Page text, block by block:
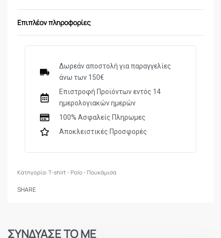
Επιπλέον πληροφορίες
Δωρεάν αποστολή για παραγγελίες
άνω των 150€
Επιστροφή Προϊόντων εντός 14
ημερολογιακών ημερών
100% Ασφαλείς Πληρωμες
Αποκλειστικές Προσφορές
Κατηγορία:T-shirt - Polo - Πουκάμισα
SHARE
ΣΥΝΔΥΑΣΕ ΤΟ ΜΕ